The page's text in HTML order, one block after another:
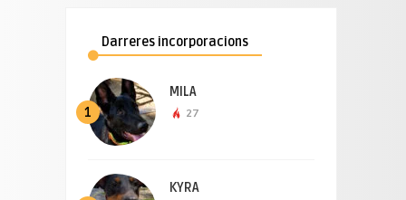
Darreres incorporacions
1
MILA
27
KYRA